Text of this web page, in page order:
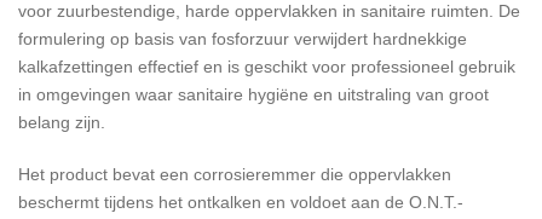
voor zuurbestendige, harde oppervlakken in sanitaire ruimten. De
formulering op basis van fosforzuur verwijdert hardnekkige
kalkafzettingen effectief en is geschikt voor professioneel gebruik
in omgevingen waar sanitaire hygiëne en uitstraling van groot
belang zijn.
Het product bevat een corrosieremmer die oppervlakken
beschermt tijdens het ontkalken en voldoet aan de O.N.T.-